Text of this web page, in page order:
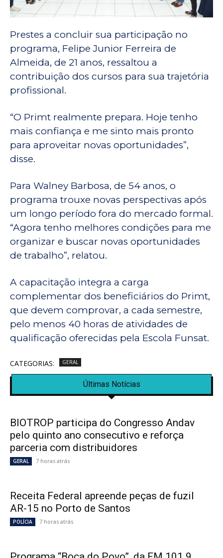
Prestes a concluir sua participação no
programa, Felipe Junior Ferreira de
Almeida, de 21 anos, ressaltou a
contribuição dos cursos para sua trajetória
profissional.
“O Primt realmente prepara. Hoje tenho
mais confiança e me sinto mais pronto
para aproveitar novas oportunidades”,
disse.
Para Walney Barbosa, de 54 anos, o
programa trouxe novas perspectivas após
um longo período fora do mercado formal.
“Agora tenho melhores condições para me
organizar e buscar novas oportunidades
de trabalho”, relatou.
A capacitação integra a carga
complementar dos beneficiários do Primt,
que devem comprovar, a cada semestre,
pelo menos 40 horas de atividades de
qualificação oferecidas pela Escola Funsat.
CATEGORIAS: GERAL
Últimas Notícias
BIOTROP participa do Congresso Andav
pelo quinto ano consecutivo e reforça
parceria com distribuidores
GERAL 7 horas atrás
Receita Federal apreende peças de fuzil
AR-15 no Porto de Santos
POLÍCIA 7 horas atrás